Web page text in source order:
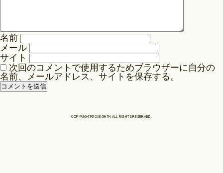
Store
ョ
ン
名前
メール
サイト
次回のコメントで使用するためブラウザーに自分の
名前、メールアドレス、サイトを保存する。
COPYRIGHT©O/EIGHTH ALL RIGHTS RESERVED.